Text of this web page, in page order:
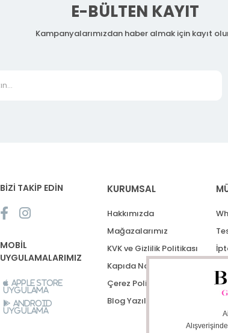
E-BÜLTEN KAYIT
Kampanyalarımızdan haber almak için kayıt
BİZİ TAKİP EDİN
MOBİL
UYGULAMALARIMIZ
Apple Store
Uygulama
Android
Uygulama
KURUMSAL
Hakkımızda
Mağazalarımız
KVK ve Gizlilik Politikası
Kapıda Nakit Ödeme
Çerez Politikası
Blog Yazıları